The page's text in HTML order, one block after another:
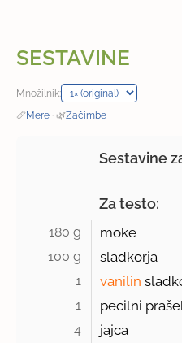
SESTAVINE
Množilnik:
📏Mere · 🌿Začimbe
Sestavine
Za testo:
180 g moke
100 g sladkorja
1 vanilin
1 pecilni
4 jajca